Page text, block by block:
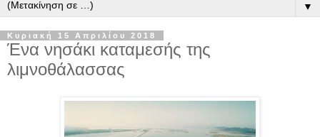
▼
Κυριακή 15 Απριλίου 2018
Ένα νησάκι καταμεσής της
λιμνοθάλασσας